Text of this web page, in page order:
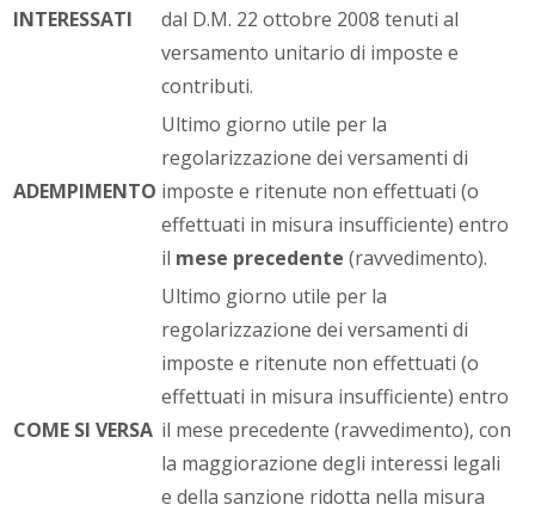
INTERESSATI
dal D.M. 22 ottobre 2008 tenuti al
versamento unitario di imposte e
contributi.
ADEMPIMENTO
Ultimo giorno utile per la
regolarizzazione dei versamenti di
imposte e ritenute non effettuati (o
effettuati in misura insufficiente) entro
il mese precedente (ravvedimento).
COME SI VERSA
Ultimo giorno utile per la
regolarizzazione dei versamenti di
imposte e ritenute non effettuati (o
effettuati in misura insufficiente) entro
il mese precedente (ravvedimento), con
la maggiorazione degli interessi legali
e della sanzione ridotta nella misura